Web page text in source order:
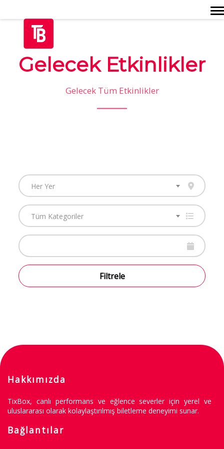
Gelecek Etkinlikler
Gelecek Tüm Etkinlikler
Her Yer
Tüm Kategoriler
Filtrele
Hakkımızda
TixBox, canlı performans ve eğlence severler için yerel ve
uluslararası olarak kolaylaştırılmış biletleme deneyimi sunar.
Bağlantılar